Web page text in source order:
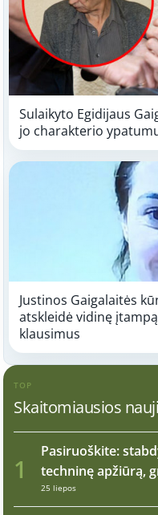
Sulaikyto Egidijaus
jo charakterio
Justinos Gaigalaitės
atskleidė vidinę
klausimus
TOP
Skaitomiausios
1
Pasiruoškite:
techninę apžiūrą,
25 liepos